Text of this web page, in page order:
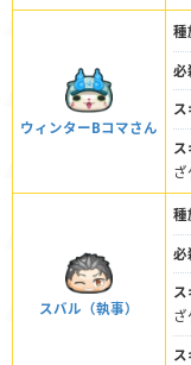
ウィンターBコマさん
種
必
ス
ざ
スバル（執事）
種
必
ス
ざ